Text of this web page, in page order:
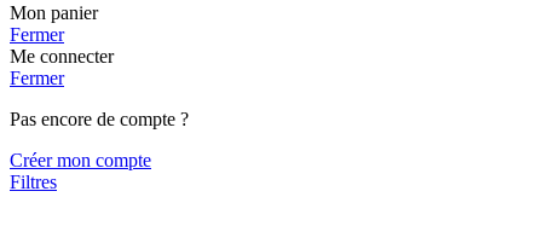
Mon panier
Fermer
Me connecter
Fermer
Pas encore de compte ?
Créer mon compte
Filtres